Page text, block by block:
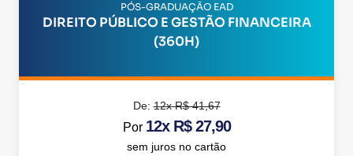
PÓS-GRADUAÇÃO EAD
DIREITO PÚBLICO E GESTÃO FINANCEIRA
(360H)
De:12x R$ 41,67
Por 12x R$ 27,90
sem juros no cartão